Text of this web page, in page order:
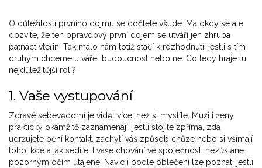
O důležitosti prvního dojmu se dočtete všude. Málokdy se ale
dozvíte, že ten opravdový první dojem se utváří jen zhruba
patnáct vteřin. Tak málo nám totiž stačí k rozhodnutí, jestli s tím
druhým chceme utvářet budoucnost nebo ne. Co tedy hraje tu
nejdůležitější roli?
1. Vaše vystupování
Zdravé sebevědomí je vidět více, než si myslíte. Muži i ženy
prakticky okamžitě zaznamenají, jestli stojíte zpříma, zda
udržujete oční kontakt, zachytí váš způsob chůze nebo si všímají
toho, kde a jak sedíte. I vaše chování ve společnosti nezůstane
pozorným očím utajené. Navíc i podle oblečení lze poznat, jestli